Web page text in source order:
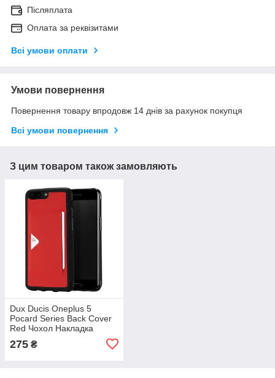
Післяплата
Оплата за реквізитами
Всі умови оплати
Умови повернення
Повернення товару впродовж 14 днів за рахунок покупця
Всі умови повернення
З цим товаром також замовляють
Dux Ducis Oneplus 5
Pocard Series Back Cover
Red Чохол Накладка
275 ₴